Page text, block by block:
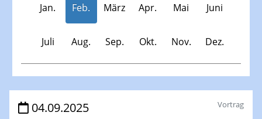
Jan. Feb. März Apr. Mai Juni
Juli Aug. Sep. Okt. Nov. Dez.
Veranstaltungen
04.09.2025 Vortrag